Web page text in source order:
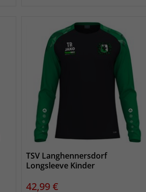
TSV Langhennersdorf
Longsleeve Kinder
Preis
42,99 €